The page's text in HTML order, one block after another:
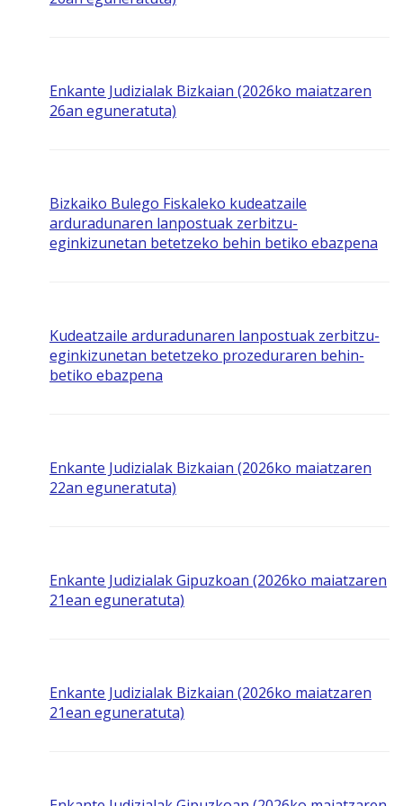
Enkante Judizialak Bizkaian (2026ko maiatzaren
26an eguneratuta)
Bizkaiko Bulego Fiskaleko kudeatzaile
arduradunaren lanpostuak zerbitzu-
eginkizunetan betetzeko behin betiko ebazpena
Kudeatzaile arduradunaren lanpostuak zerbitzu-
eginkizunetan betetzeko prozeduraren behin-
betiko ebazpena
Enkante Judizialak Bizkaian (2026ko maiatzaren
22an eguneratuta)
Enkante Judizialak Gipuzkoan (2026ko maiatzaren
21ean eguneratuta)
Enkante Judizialak Bizkaian (2026ko maiatzaren
21ean eguneratuta)